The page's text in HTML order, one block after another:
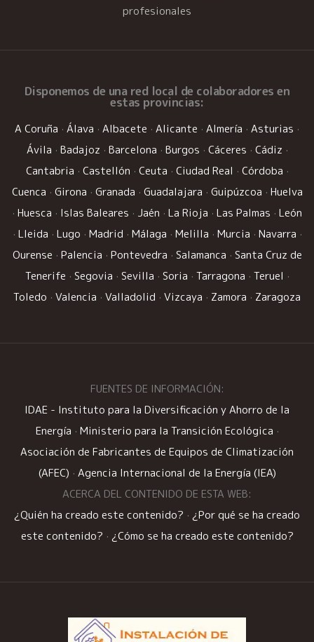
profesionales
Disponemos de una red local de colaboradores en
estas provincias:
A Coruña · Álava · Albacete · Alicante · Almería · Asturias ·
Ávila · Badajoz · Barcelona · Burgos · Cáceres · Cádiz ·
Cantabria · Castellón · Ceuta · Ciudad Real · Córdoba ·
Cuenca · Girona · Granada · Guadalajara · Guipúzcoa · Huelva
· Huesca · Islas Baleares · Jaén · La Rioja · Las Palmas · León
· Lleida · Lugo · Madrid · Málaga · Melilla · Murcia · Navarra ·
Ourense · Palencia · Pontevedra · Salamanca · Santa Cruz de
Tenerife · Segovia · Sevilla · Soria · Tarragona · Teruel ·
Toledo · Valencia · Valladolid · Vizcaya · Zamora · Zaragoza
FUENTES DE INFORMACIÓN:
IDAE - Instituto para la Diversificación y Ahorro de la
Energía · Ministerio para la Transición Ecológica ·
Asociación de Fabricantes de Equipos de Climatización
(AFEC) · Agencia Internacional de la Energía (IEA)
ACERCA DEL CONTENIDO DE ESTA WEB:
¿Quién ha creado este contenido? · ¿Por qué se ha creado
este contenido? · ¿Cómo se ha creado este contenido?